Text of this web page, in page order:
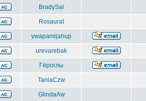
BradySal
RosauraI
ywapamijahup
urevarebak
Гёроглы
TaniaCzw
GlindaAw